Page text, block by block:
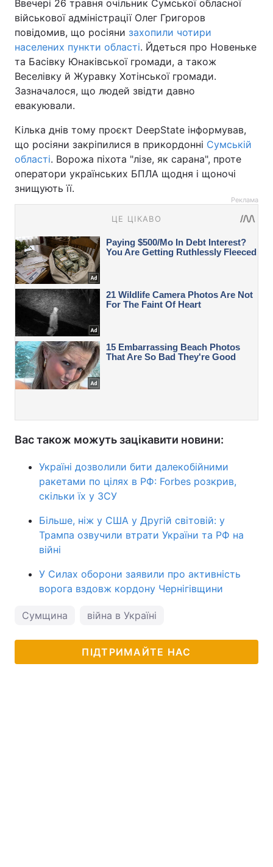
Ввечері 26 травня очільник Сумської обласної
військової адміністрації Олег Григоров
повідомив, що росіяни захопили чотири
населених пункти області. Йдеться про Новеньке
та Басівку Юнаківської громади, а також
Веселівку й Журавку Хотінської громади.
Зазначалося, що людей звідти давно
евакуювали.
Кілька днів тому проєкт DeepState інформував,
що росіяни закріпилися в прикордонні Сумській
області. Ворожа піхота "лізе, як сарана", проте
оператори українських БПЛА щодня і щоночі
знищують її.
Реклама
Вас також можуть зацікавити новини:
Україні дозволили бити далекобійними
ракетами по цілях в РФ: Forbes розкрив,
скільки їх у ЗСУ
Більше, ніж у США у Другій світовій: у
Трампа озвучили втрати України та РФ на
війні
У Силах оборони заявили про активність
ворога вздовж кордону Чернігівщини
Сумщина війна в Україні
ПІДТРИМАЙТЕ НАС